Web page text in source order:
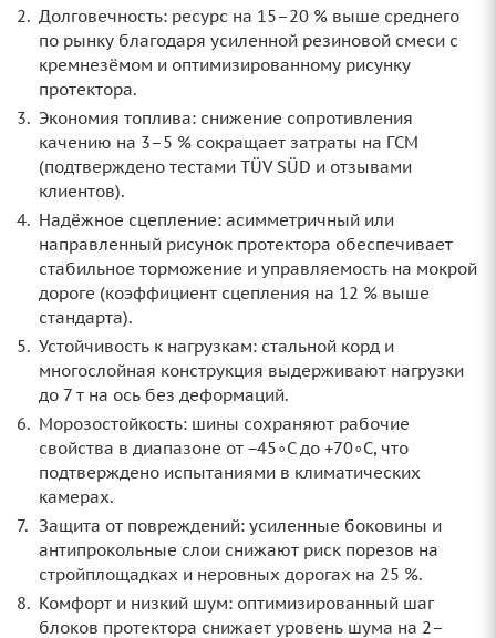
Долговечность: ресурс на 15–20 % выше среднего
по рынку благодаря усиленной резиновой смеси с
кремнезёмом и оптимизированному рисунку
протектора.
Экономия топлива: снижение сопротивления
качению на 3–5 % сокращает затраты на ГСМ
(подтверждено тестами TÜV SÜD и отзывами
клиентов).
Надёжное сцепление: асимметричный или
направленный рисунок протектора обеспечивает
стабильное торможение и управляемость на мокрой
дороге (коэффициент сцепления на 12 % выше
стандарта).
Устойчивость к нагрузкам: стальной корд и
многослойная конструкция выдерживают нагрузки
до 7 т на ось без деформаций.
Морозостойкость: шины сохраняют рабочие
свойства в диапазоне от −45∘C до +70∘C, что
подтверждено испытаниями в климатических
камерах.
Защита от повреждений: усиленные боковины и
антипрокольные слои снижают риск порезов на
стройплощадках и неровных дорогах на 25 %.
Комфорт и низкий шум: оптимизированный шаг
блоков протектора снижает уровень шума на 2–